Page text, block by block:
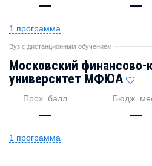
— —
1 программа
Вуз с дистанционным обучением
Московский финансово-
университет МФЮА
Прох. балл
—
Бюдж.
—
1 программа